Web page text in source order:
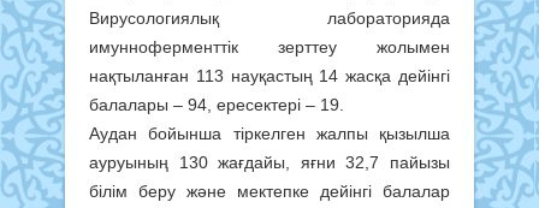
Вирусологиялық лабораторияда
имунноферменттік зерттеу жолымен
нақтыланған 113 науқастың 14 жасқа дейінгі
балалары – 94, ересектері – 19.
Аудан бойынша тіркелген жалпы қызылша
ауруының 130 жағдайы, яғни 32,7 пайызы
білім беру және мектепке дейінгі балалар